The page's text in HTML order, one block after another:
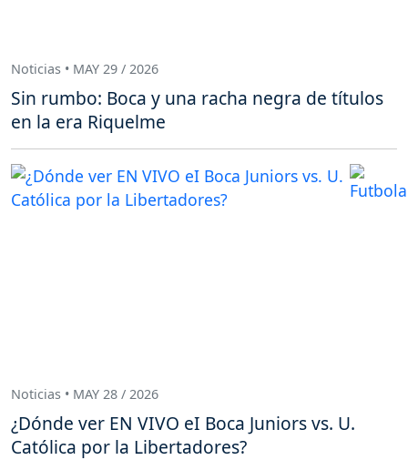
Noticias • MAY 29 / 2026
Sin rumbo: Boca y una racha negra de títulos
en la era Riquelme
Noticias • MAY 28 / 2026
¿Dónde ver EN VIVO eI Boca Juniors vs. U.
Católica por la Libertadores?